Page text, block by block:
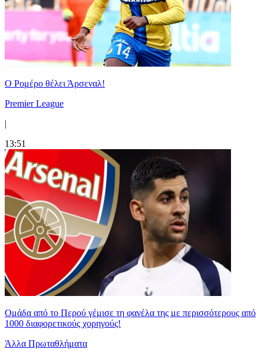
Ο Ρομέρο θέλει Άρσεναλ!
Premier League
|
13:51
Ομάδα από το Περού γέμισε τη φανέλα της με περισσότερους από
1000 διαφορετικούς χορηγούς!
Άλλα Πρωταθλήματα